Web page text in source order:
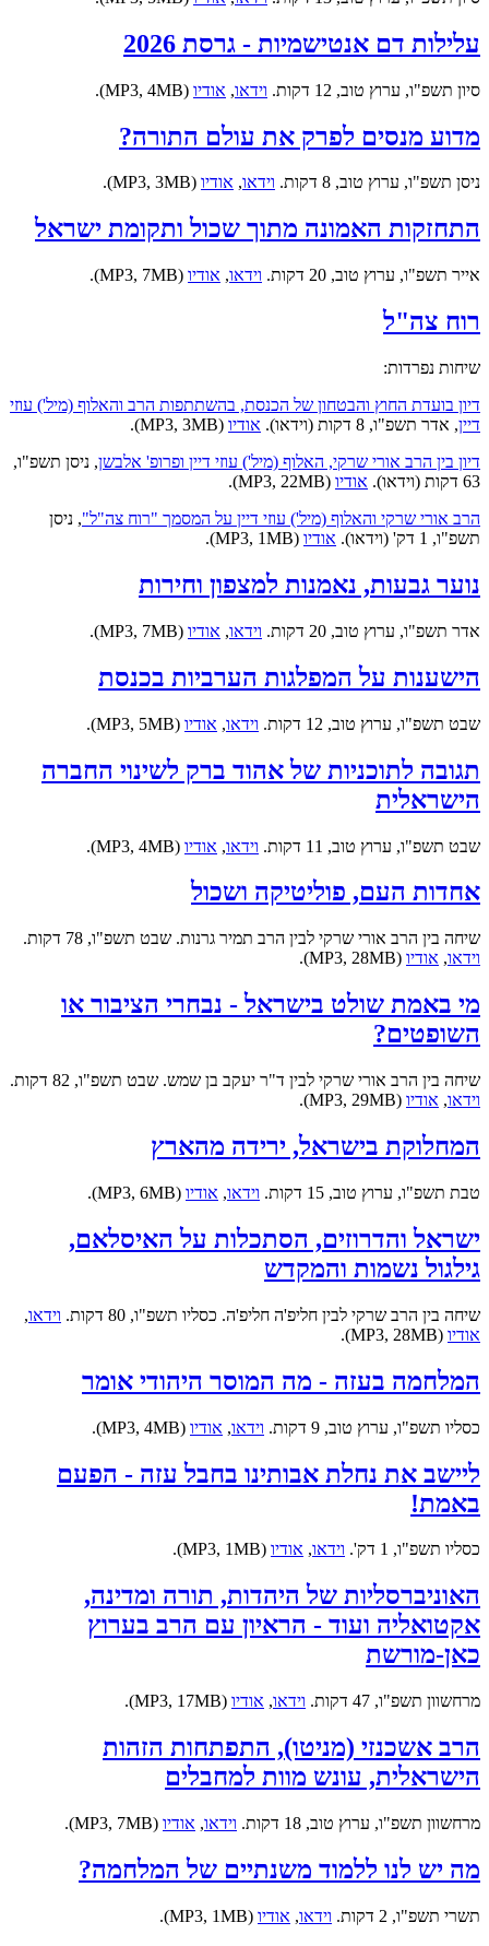
עלילות דם אנטישמיות - גרסת 2026
סיון תשפ"ו, ערוץ טוב, 12 דקות. וידאו, אודיו (MP3, 4MB).
מדוע מנסים לפרק את עולם התורה?
ניסן תשפ"ו, ערוץ טוב, 8 דקות. וידאו, אודיו (MP3, 3MB).
התחזקות האמונה מתוך שכול ותקומת ישראל
אייר תשפ"ו, ערוץ טוב, 20 דקות. וידאו, אודיו (MP3, 7MB).
רוח צה"ל
שיחות נפרדות:
דיון בועדת החוץ והבטחון של הכנסת, בהשתתפות הרב והאלוף (מיל') עוזי
דיין, אדר תשפ"ו, 8 דקות (וידאו). אודיו (MP3, 3MB).
דיון בין הרב אורי שרקי, האלוף (מיל') עוזי דיין ופרופ' אלבשן, ניסן תשפ"ו,
63 דקות (וידאו).
אודיו (MP3, 22MB).
הרב אורי שרקי והאלוף (מיל') עוזי דיין על המסמך "רוח צה"ל", ניסן
תשפ"ו, 1 דק' (וידאו).
אודיו (MP3, 1MB).
נוער גבעות, נאמנות למצפון וחירות
אדר תשפ"ו, ערוץ טוב, 20 דקות. וידאו, אודיו (MP3, 7MB).
הישענות על המפלגות הערביות בכנסת
שבט תשפ"ו, ערוץ טוב, 12 דקות. וידאו, אודיו (MP3, 5MB).
תגובה לתוכניות של אהוד ברק לשינוי החברה
הישראלית
שבט תשפ"ו, ערוץ טוב, 11 דקות. וידאו, אודיו (MP3, 4MB).
אחדות העם, פוליטיקה ושכול
שיחה בין הרב אורי שרקי לבין הרב תמיר גרנות. שבט תשפ"ו, 78 דקות.
וידאו, אודיו (MP3, 28MB).
מי באמת שולט בישראל - נבחרי הציבור או
השופטים?
שיחה בין הרב אורי שרקי לבין ד"ר יעקב בן שמש. שבט תשפ"ו, 82 דקות.
וידאו, אודיו (MP3, 29MB).
המחלוקת בישראל, ירידה מהארץ
טבת תשפ"ו, ערוץ טוב, 15 דקות. וידאו, אודיו (MP3, 6MB).
ישראל והדרוזים, הסתכלות על האיסלאם,
גילגול נשמות והמקדש
שיחה בין הרב שרקי לבין חליפ'ה חליפ'ה. כסליו תשפ"ו, 80 דקות. וידאו,
אודיו (MP3, 28MB).
המלחמה בעזה - מה המוסר היהודי אומר
כסליו תשפ"ו, ערוץ טוב, 9 דקות. וידאו, אודיו (MP3, 4MB).
ליישב את נחלת אבותינו בחבל עזה - הפעם
באמת!
כסליו תשפ"ו, 1 דק'. וידאו, אודיו (MP3, 1MB).
האוניברסליות של היהדות, תורה ומדינה,
אקטואליה ועוד - הראיון עם הרב בערוץ
כאן-מורשת
מרחשוון תשפ"ו, 47 דקות. וידאו, אודיו (MP3, 17MB).
הרב אשכנזי (מניטו), התפתחות הזהות
הישראלית, עונש מוות למחבלים
מרחשוון תשפ"ו, ערוץ טוב, 18 דקות. וידאו, אודיו (MP3, 7MB).
מה יש לנו ללמוד משנתיים של המלחמה?
תשרי תשפ"ו, 2 דקות. וידאו, אודיו (MP3, 1MB).